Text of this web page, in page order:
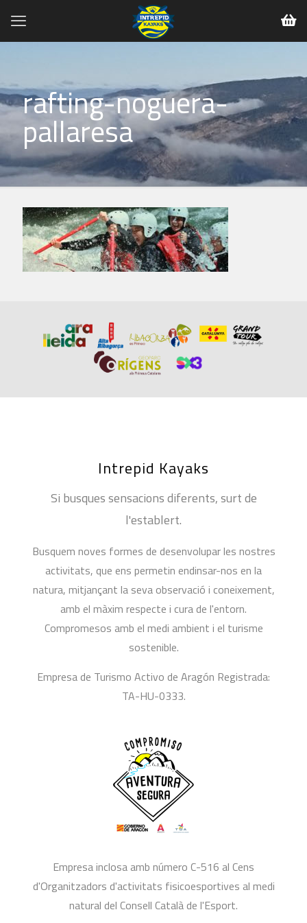
rafting-noguera-
pallaresa
Intrepid Kayaks
Si busques sensacions diferents, surt de
l'establert.
Busquem noves formes de desenvolupar les nostres
activitats, que ens permetin endinsar-nos en la
natura, mitjançant la seva observació i coneixement,
amb el màxim respecte i cura de l'entorn.
Compromesos amb el medi ambient i el turisme
sostenible.
Empresa de Turismo Activo de Aragón Registrada:
TA-HU-0333.
Empresa inclosa amb número C-516 al Cens
d'Organitzadors d'activitats fisicoesportives al medi
natural del Consell Català de l'Esport.